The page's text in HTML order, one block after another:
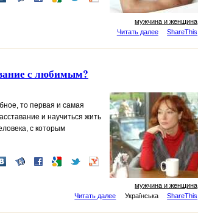
мужчина и женщина
Читать далее
ShareThis
с любимым?
то первая и самая
и научиться жить
с которым
мужчина и женщина
Читать далее
Українська ShareThis